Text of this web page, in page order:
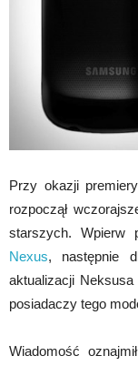
Przy okazji
rozpoczął
starszych. Wpierw
Nexus, następnie
aktualizacji
posiadaczy tego
Wiadomość